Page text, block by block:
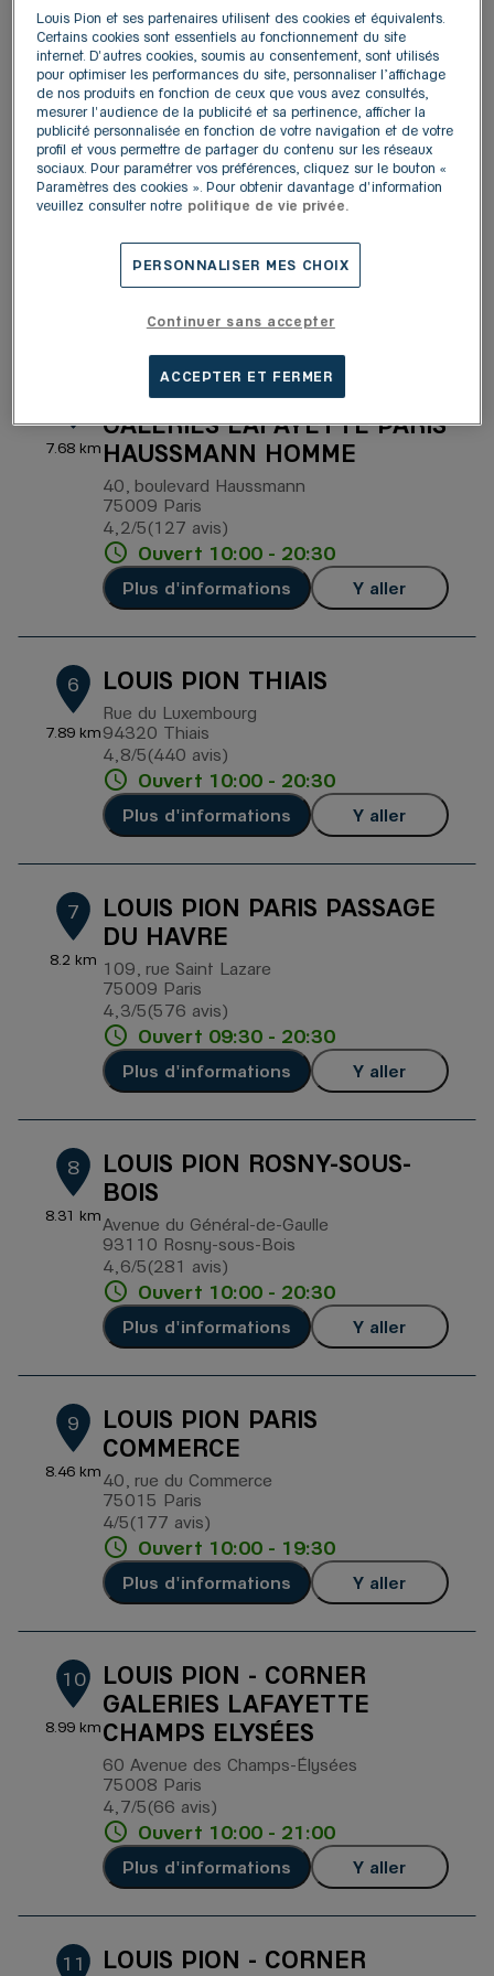
Ouvert 10:00 - 20:30
Plus d'informations Y aller
4
6.36 km
LOUIS PION PARIS RUE DE
RENNES
142, rue de Rennes
4,4/5Note de 4.4 sur 5
(368 avis)
Fermé actuellement
7.68 km
LOUIS PION - CORNER
GALERIES LAFAYETTE PARIS
HAUSSMANN HOMME
40, boulevard Haussmann
75009 Paris
4,2/5 Note de 4.2 sur 5
(127 avis)
Ouvert 10:00 - 20:30
Plus d'informations Y aller
6
7.89 km
LOUIS PION THIAIS
Rue du Luxembourg
94320 Thiais
4,8/5 Note de 4.8 sur 5
(440 avis)
Ouvert 10:00 - 20:30
Plus d'informations Y aller
7
8.2 km
LOUIS PION PARIS PASSAGE
DU HAVRE
109, rue Saint Lazare
75009 Paris
4,3/5 Note de 4.3 sur 5
(576 avis)
Ouvert 09:30 - 20:30
Plus d'informations Y aller
8
8.31 km
LOUIS PION ROSNY-SOUS-
BOIS
Avenue du Général-de-Gaulle
93110 Rosny-sous-Bois
4,6/5 Note de 4.6 sur 5
(281 avis)
Ouvert 10:00 - 20:30
Plus d'informations Y aller
9
8.46 km
LOUIS PION PARIS
COMMERCE
40, rue du Commerce
75015 Paris
4/5 Note de 4 sur 5
(177 avis)
Ouvert 10:00 - 19:30
Plus d'informations Y aller
10
8.99 km
LOUIS PION - CORNER
GALERIES LAFAYETTE
CHAMPS ELYSÉES
60 Avenue des Champs-Élysées
75008 Paris
4,7/5 Note de 4.7 sur 5
(66 avis)
Ouvert 10:00 - 21:00
Plus d'informations Y aller
11
LOUIS PION - CORNER
Louis Pion et ses partenaires utilisent des cookies et équivalents.
Certains cookies sont essentiels au fonctionnement du site
internet. D'autres cookies, soumis au consentement, sont utilisés
pour optimiser les performances du site, personnaliser l’affichage
de nos produits en fonction de ceux que vous avez consultés,
mesurer l'audience de la publicité et sa pertinence, afficher la
publicité personnalisée en fonction de votre navigation et de votre
profil et vous permettre de partager du contenu sur les réseaux
sociaux. Pour paramétrer vos préférences, cliquez sur le bouton «
Paramètres des cookies ». Pour obtenir davantage d'information
veuillez consulter notre politique de vie privée.
PERSONNALISER MES CHOIX
Continuer sans accepter
ACCEPTER ET FERMER